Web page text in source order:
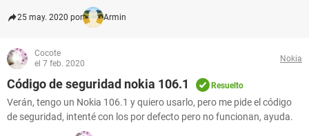
25 may. 2020 por Armin
Cocote
el 7 feb. 2020
Nokia
Código de seguridad nokia 106.1 Resuelto
Verán, tengo un Nokia 106.1 y quiero usarlo, pero me pide el código
de seguridad, intenté con los por defecto pero no funcionan, ayuda.